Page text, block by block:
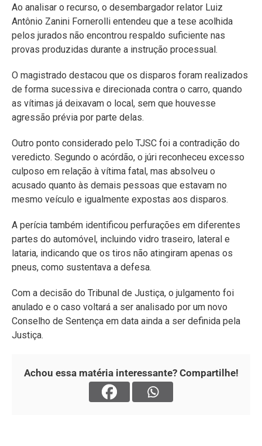
Ao analisar o recurso, o desembargador relator Luiz
Antônio Zanini Fornerolli entendeu que a tese acolhida
pelos jurados não encontrou respaldo suficiente nas
provas produzidas durante a instrução processual.
O magistrado destacou que os disparos foram realizados
de forma sucessiva e direcionada contra o carro, quando
as vítimas já deixavam o local, sem que houvesse
agressão prévia por parte delas.
Outro ponto considerado pelo TJSC foi a contradição do
veredicto. Segundo o acórdão, o júri reconheceu excesso
culposo em relação à vítima fatal, mas absolveu o
acusado quanto às demais pessoas que estavam no
mesmo veículo e igualmente expostas aos disparos.
A perícia também identificou perfurações em diferentes
partes do automóvel, incluindo vidro traseiro, lateral e
lataria, indicando que os tiros não atingiram apenas os
pneus, como sustentava a defesa.
Com a decisão do Tribunal de Justiça, o julgamento foi
anulado e o caso voltará a ser analisado por um novo
Conselho de Sentença em data ainda a ser definida pela
Justiça.
Achou essa matéria interessante? Compartilhe!